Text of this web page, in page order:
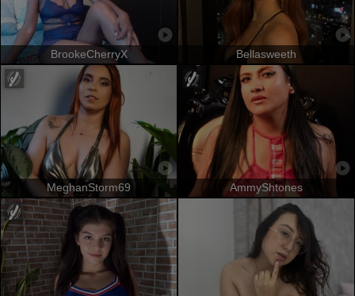
BrookeCherryX Bellasweeth
MeghanStorm69 AmmyShtones